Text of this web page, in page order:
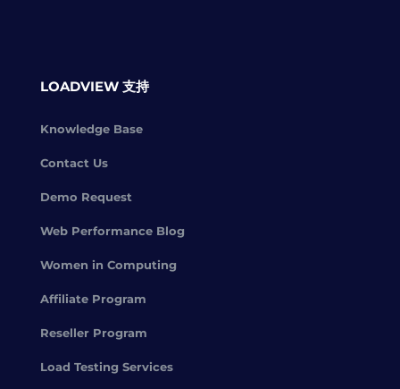
LOADVIEW 支持
Knowledge Base
Contact Us
Demo Request
Web Performance Blog
Women in Computing
Affiliate Program
Reseller Program
Load Testing Services